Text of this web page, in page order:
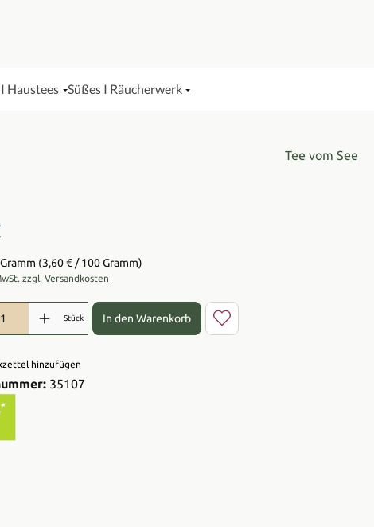
Haustees Süßes I Räucherwerk
Tee vom See
(3,60 € / 100 Gramm)
zzgl. Versandkosten
Gib den gewünschten Wert ein oder benutze die
Stück In den Warenkorb
hinzufügen
35107